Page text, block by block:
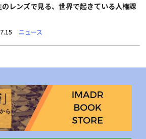
レンズで見る、世界で起きている人権課
ニュース